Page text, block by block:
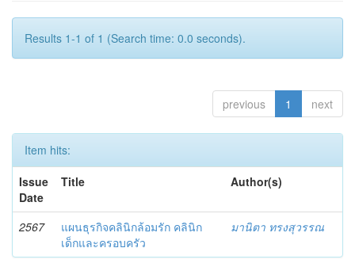
Results 1-1 of 1 (Search time: 0.0 seconds).
previous 1 next
Item hits:
Issue
Date
Title Author(s)
2567
แผนธุรกิจคลินิกล้อมรัก คลินิก
เด็กและครอบครัว
มานิตา ทรงสุวรรณ